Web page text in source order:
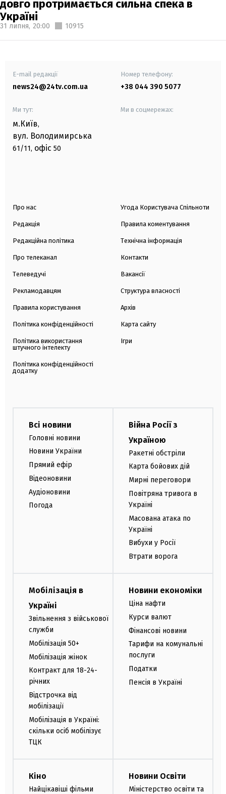
довго протримається сильна спека в
Україні
31 липня, 20:00 10915
E-mail редакції
news24@24tv.com.ua
Номер телефону:
+38 044 390 5077
Ми тут:
м.Київ,
вул. Володимирська
61/11, офіс 50
Ми в соцмережах:
Про нас
Редакція
Редакційна політика
Про телеканал
Телеведучі
Рекламодавцям
Правила користування
Політика конфіденційності
Політика використання
штучного інтелекту
Політика конфіденційності
додатку
Угода Користувача Спільноти
Правила коментування
Технічна інформація
Контакти
Вакансії
Структура власності
Архів
Карта сайту
Ігри
Всі новини
Головні новини
Новини України
Прямий ефір
Відеоновини
Аудіоновини
Погода
Війна Росії з
Україною
Ракетні обстріли
Карта бойових дій
Мирні переговори
Повітряна тривога в
Україні
Масована атака по
Україні
Вибухи у Росії
Втрати ворога
Мобілізація в
Україні
Звільнення з військової
служби
Мобілізація 50+
Мобілізація жінок
Контракт для 18-24-
річних
Відстрочка від
мобілізації
Мобілізація в Україні:
скільки осіб мобілізує
ТЦК
Новини економіки
Ціна нафти
Курси валют
Фінансові новини
Тарифи на комунальні
послуги
Податки
Пенсія в Україні
Кіно
Найцікавіші фільми
Новини Освіти
Міністерство освіти та